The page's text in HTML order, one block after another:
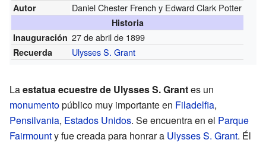
Autor Daniel Chester French y Edward Clark Potter
Historia
Inauguración 27 de abril de 1899
Recuerda Ulysses S. Grant
Laestatua ecuestre de Ulysses S. Grantes un
monumentopúblico muy importante en Filadelfia,
Pensilvania, Estados Unidos. Se encuentra en el Parque
Fairmounty fue creada para honrar a Ulysses S. Grant. Él